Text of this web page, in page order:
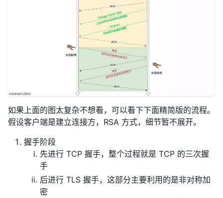
如果上面的图太复杂不想看，可以看下下面精简版的流程。
假设客户端是建立连接方，RSA 方式，细节暂不展开。
握手阶段
先进行 TCP 握手，整个过程就是 TCP 的三次握
手
后进行 TLS 握手，这部分主要利用的是非对称加
密